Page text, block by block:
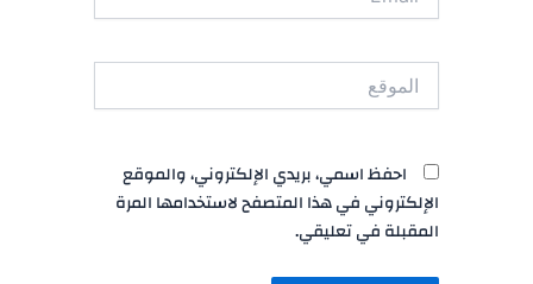
الموقع
احفظ اسمي، بريدي الإلكتروني، والموقع
الإلكتروني في هذا المتصفح لاستخدامها المرة
المقبلة في تعليقي.